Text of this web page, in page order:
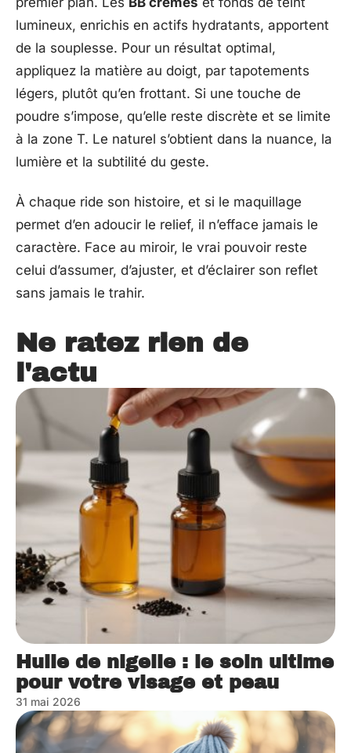
lumineux, enrichis en actifs hydratants, apportent
de la souplesse. Pour un résultat optimal,
appliquez la matière au doigt, par tapotements
légers, plutôt qu’en frottant. Si une touche de
poudre s’impose, qu’elle reste discrète et se limite
à la zone T. Le naturel s’obtient dans la nuance, la
lumière et la subtilité du geste.
À chaque ride son histoire, et si le maquillage
permet d’en adoucir le relief, il n’efface jamais le
caractère. Face au miroir, le vrai pouvoir reste
celui d’assumer, d’ajuster, et d’éclairer son reflet
sans jamais le trahir.
Ne ratez rien de
l'actu
Huile de nigelle : le soin ultime
pour votre visage et peau
31 mai 2026